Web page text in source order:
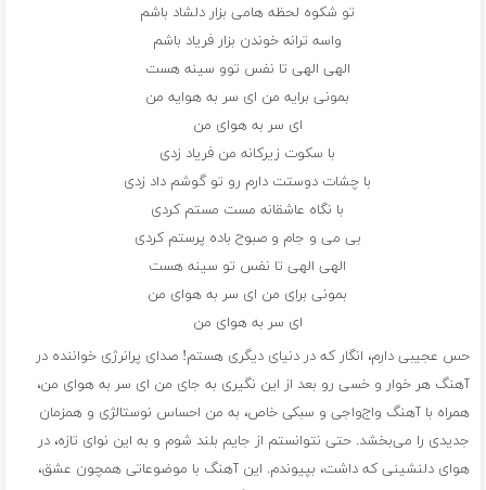
تو شکوه لحظه هامی بزار دلشاد باشم
واسه ترانه خوندن بزار فریاد باشم
الهی الهی تا نفس توو سینه هست
بمونی برایه من ای سر به هوایه من
ای سر به هوای من
با سکوت زیرکانه من فریاد زدی
با چشات دوستت دارم رو تو گوشم داد زدی
با نگاه عاشقانه مست مستم کردی
بی می و جام و صبوح باده پرستم کردی
الهی الهی تا نفس تو سینه هست
بمونی برای من ای سر به هوای من
ای سر به هوای من
حس عجیبی دارم، انگار که در دنیای دیگری هستم! صدای پرانرژی خواننده در
آهنگ هر خوار و خسی رو بعد از این نگیری به جای من ای سر به هوای من،
همراه با آهنگ واج‌واجی و سبکی خاص، به من احساس نوستالژی و همزمان
جدیدی را می‌بخشد. حتی نتوانستم از جایم بلند شوم و به این نوای تازه، در
هوای دلنشینی که داشت، بپیوندم. این آهنگ با موضوعاتی همچون عشق،